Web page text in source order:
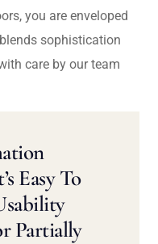
you are enveloped
sophistication
care by our team
Easy To
Partially